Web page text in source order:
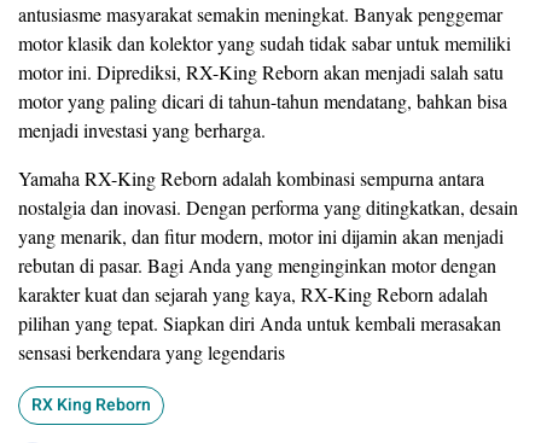
antusiasme masyarakat semakin meningkat. Banyak penggemar
motor klasik dan kolektor yang sudah tidak sabar untuk memiliki
motor ini. Diprediksi, RX-King Reborn akan menjadi salah satu
motor yang paling dicari di tahun-tahun mendatang, bahkan bisa
menjadi investasi yang berharga.
Yamaha RX-King Reborn adalah kombinasi sempurna antara
nostalgia dan inovasi. Dengan performa yang ditingkatkan, desain
yang menarik, dan fitur modern, motor ini dijamin akan menjadi
rebutan di pasar. Bagi Anda yang menginginkan motor dengan
karakter kuat dan sejarah yang kaya, RX-King Reborn adalah
pilihan yang tepat. Siapkan diri Anda untuk kembali merasakan
sensasi berkendara yang legendaris
RX King Reborn